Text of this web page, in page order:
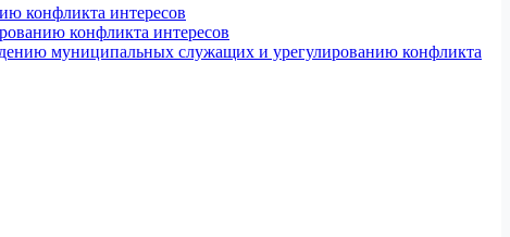
конфликта интересов
конфликта интересов
муниципальных служащих и урегулированию конфликта